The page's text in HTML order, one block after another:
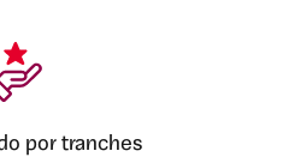
por tranches